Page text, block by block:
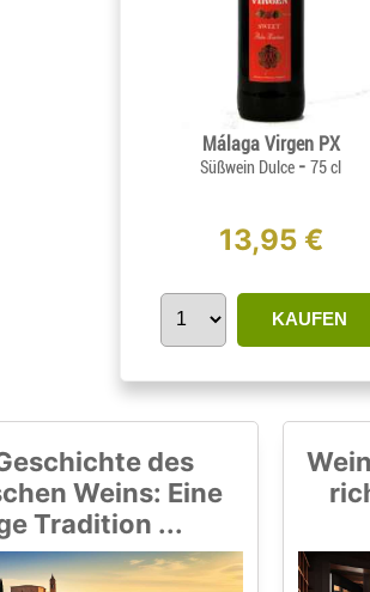
Málaga Virgen PX
Süßwein Dulce - 75 cl
13,95 €
KAUFEN
des
Weins: Eine
Tradition ...